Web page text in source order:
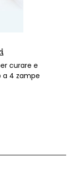
curare e
amico a 4 zampe